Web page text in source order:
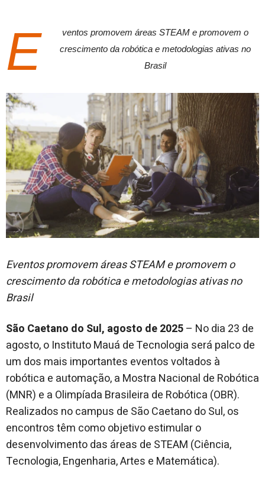
E
ventos promovem áreas STEAM e promovem o
crescimento da robótica e metodologias ativas no
Brasil
Eventos promovem áreas STEAM e promovem o
crescimento da robótica e metodologias ativas no
Brasil
São Caetano do Sul, agosto de 2025– No dia 23 de
agosto, o Instituto Mauá de Tecnologia será palco de
um dos mais importantes eventos voltados à
robótica e automação, a Mostra Nacional de Robótica
(MNR) e a Olimpíada Brasileira de Robótica (OBR).
Realizados no campus de São Caetano do Sul, os
encontros têm como objetivo estimular o
desenvolvimento das áreas de STEAM (Ciência,
Tecnologia, Engenharia, Artes e Matemática).